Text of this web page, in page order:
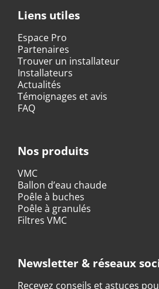
Liens utiles
Espace Pro
Partenaires
Trouver un installateur
Installateurs
Actualités
Témoignages et avis
FAQ
Nos produits
VMC
Ballon d’eau chaude
Poêle à buches
Poêle à granulés
Filtres VMC
Newsletter & réseaux
Recevez conseils et astuces